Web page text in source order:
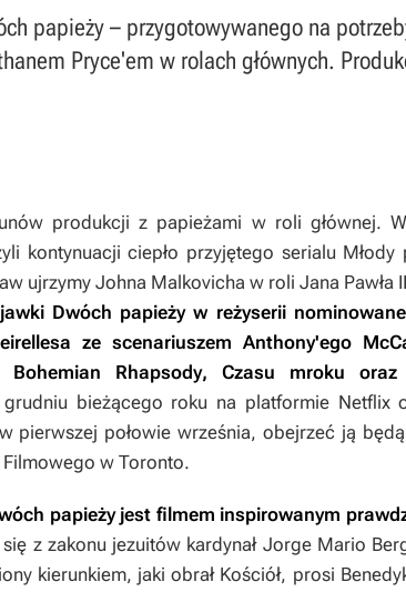
papieży – przygotowywanego na
Pryce'em w rolach głównych.
produkcji z papieżami w roli głównej.
kontynuacji ciepło przyjętego serialu Młody
ujrzymy Johna Malkovicha w roli Jana Pawła
Dwóch papieżyw reżyserii
ze scenariuszem Anthony'ego
Bohemian Rhapsody, Czasu mroku oraz
bieżącego roku na platformie Netflix
pierwszej połowie września, obejrzeć ją
w Toronto.
papieżyjest filmem inspirowanym
z zakonu jezuitów kardynał Jorge Mario
kierunkiem, jaki obrał Kościół, prosi